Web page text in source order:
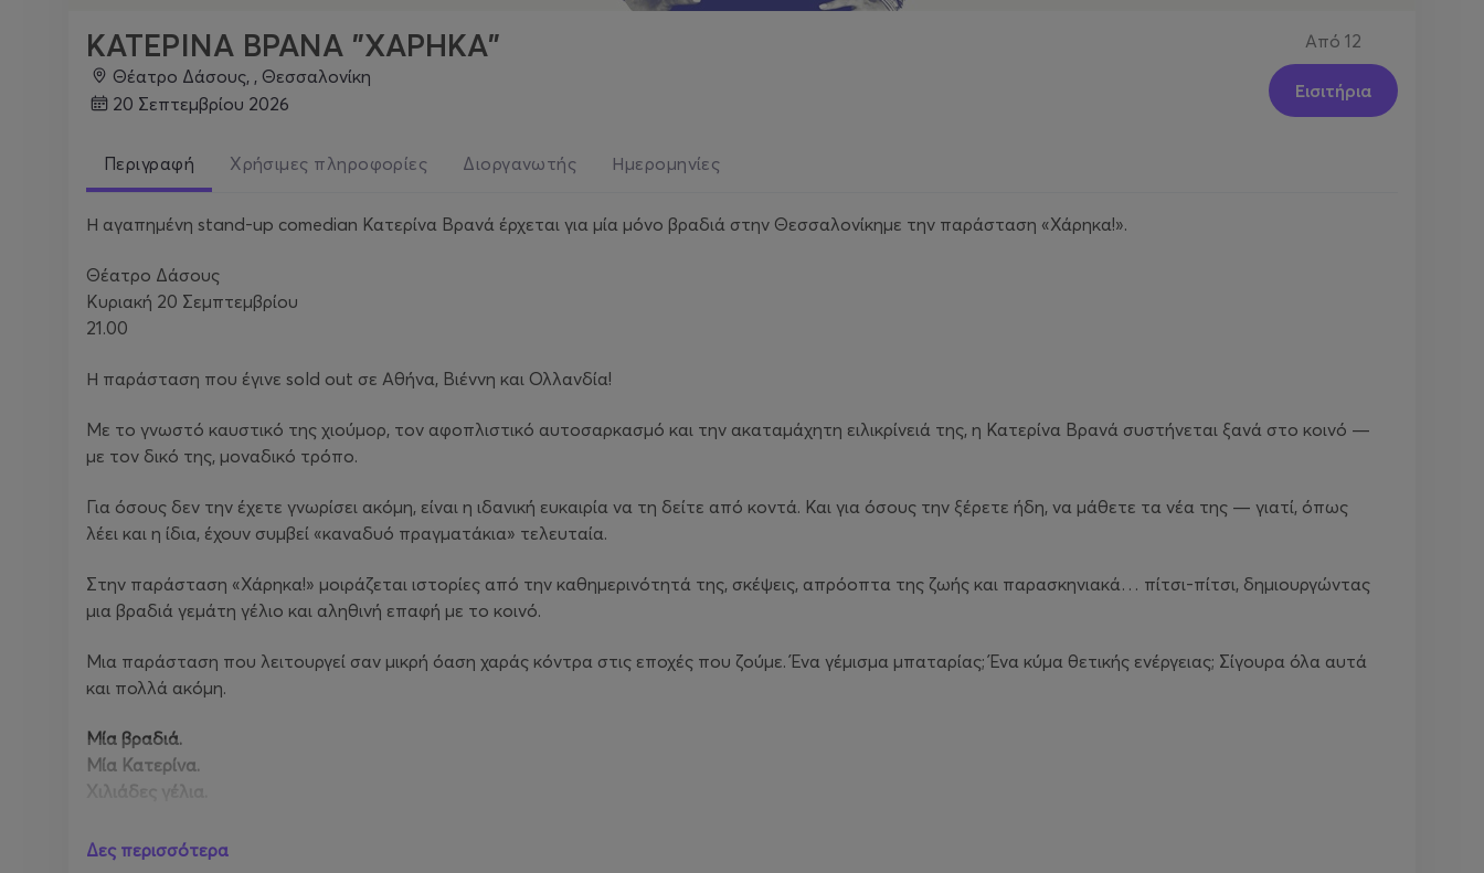
ΚΑΤΕΡΙΝΑ ΒΡΑΝΑ "ΧΑΡΗΚΑ"
Θέατρο Δάσους, , Θεσσαλονίκη
20 Σεπτεμβρίου 2026
Από 12
Εισιτήρια
Περιγραφή Χρήσιμες πληροφορίες Διοργανωτής Ημερομηνίες
Η αγαπημένη stand-up comedian Κατερίνα Βρανά έρχεται για μία μόνο βραδιά στην Θεσσαλονίκημε την παράσταση «Χάρηκα!».
Θέατρο Δάσους
Κυριακή 20 Σεμπτεμβρίου
21.00
Η παράσταση που έγινε sold out σε Αθήνα, Βιέννη και Ολλανδία!
Με το γνωστό καυστικό της χιούμορ, τον αφοπλιστικό αυτοσαρκασμό και την ακαταμάχητη ειλικρίνειά της, η Κατερίνα Βρανά συστήνεται ξανά στο κοινό —
με τον δικό της, μοναδικό τρόπο.
Για όσους δεν την έχετε γνωρίσει ακόμη, είναι η ιδανική ευκαιρία να τη δείτε από κοντά. Και για όσους την ξέρετε ήδη, να μάθετε τα νέα της — γιατί, όπως
λέει και η ίδια, έχουν συμβεί «καναδυό πραγματάκια» τελευταία.
Στην παράσταση «Χάρηκα!» μοιράζεται ιστορίες από την καθημερινότητά της, σκέψεις, απρόοπτα της ζωής και παρασκηνιακά… πίτσι-πίτσι, δημιουργώντας
μια βραδιά γεμάτη γέλιο και αληθινή επαφή με το κοινό.
Μια παράσταση που λειτουργεί σαν μικρή όαση χαράς κόντρα στις εποχές που ζούμε. Ένα γέμισμα μπαταρίας; Ένα κύμα θετικής ενέργειας; Σίγουρα όλα αυτά
και πολλά ακόμη.
Μία βραδιά.
Μία Κατερίνα.
Χιλιάδες γέλια.
Δες περισσότερα